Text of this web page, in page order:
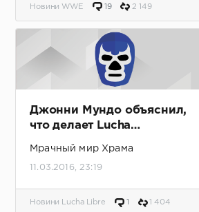
Новини WWE 19 2 149
Джонни Мундо объяснил,
что делает Lucha
Мрачный мир Храма
11.03.2016, 23:19
Новини Lucha Libre 1 1 404